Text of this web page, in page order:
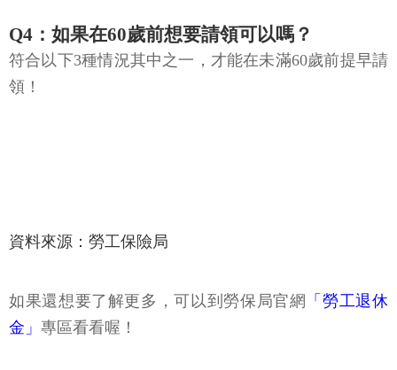
Q4：如果在60歲前想要請領可以嗎？
符合以下3種情況其中之一，才能在未滿60歲前提早請
領！
資料來源：勞工保險局
如果還想要了解更多，可以到勞保局官網 「勞工退休
金」 專區看看喔！